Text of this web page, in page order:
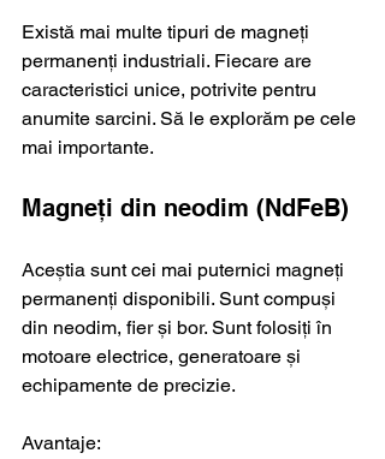
Există mai multe tipuri de magneți
permanenți industriali. Fiecare are
caracteristici unice, potrivite pentru
anumite sarcini. Să le explorăm pe cele
mai importante.
Magneți din neodim (NdFeB)
Aceștia sunt cei mai puternici magneți
permanenți disponibili. Sunt compuși
din neodim, fier și bor. Sunt folosiți în
motoare electrice, generatoare și
echipamente de precizie.
Avantaje: